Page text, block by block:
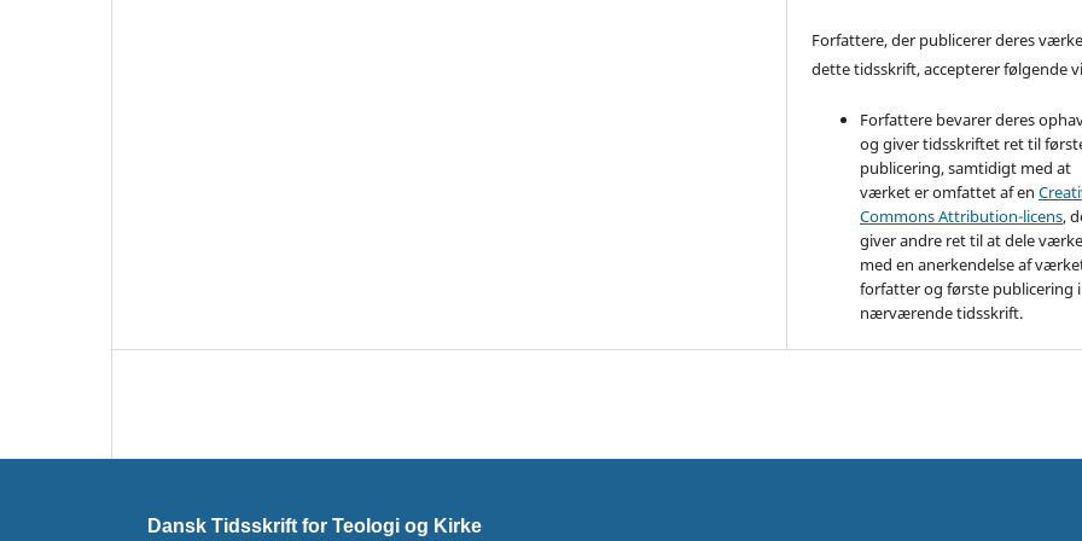
Forfattere, der publicerer deres
dette tidsskrift, accepterer følgende
Forfattere bevarer deres
og giver tidsskriftet ret til
publicering, samtidigt med at
værket er omfattet af en
Commons Attribution-licens,
giver andre ret til at dele
med en anerkendelse af
forfatter og første publicering i
nærværende tidsskrift.
Dansk Tidsskrift for Teologi og Kirke